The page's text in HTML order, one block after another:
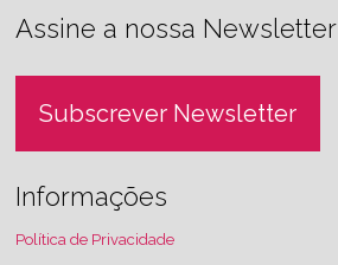
Assine a nossa Newsletter
Subscrever Newsletter
Informações
Política de Privacidade